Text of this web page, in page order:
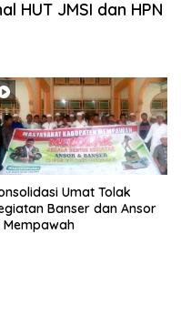
HUT JMSI dan HPN
Umat Tolak
Banser dan Ansor
Mempawah